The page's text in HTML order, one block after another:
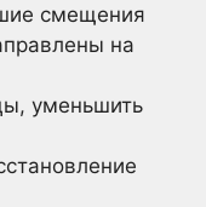
смещения
на
уменьшить